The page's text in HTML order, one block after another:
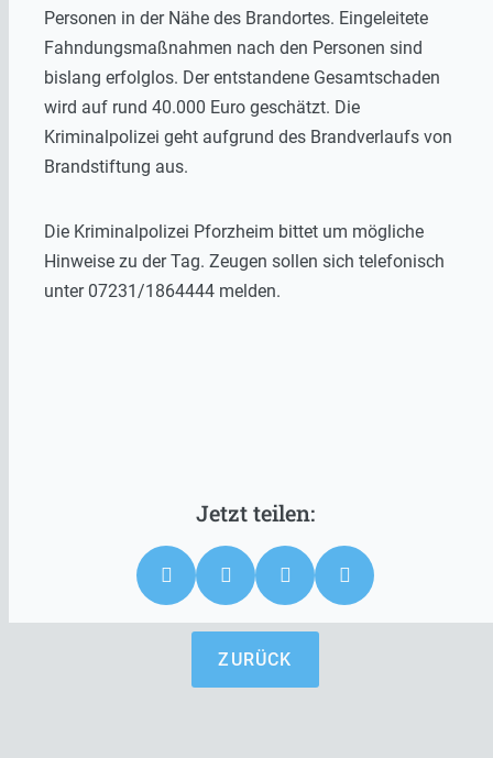
Personen in der Nähe des Brandortes. Eingeleitete
Fahndungsmaßnahmen nach den Personen sind
bislang erfolglos. Der entstandene Gesamtschaden
wird auf rund 40.000 Euro geschätzt. Die
Kriminalpolizei geht aufgrund des Brandverlaufs von
Brandstiftung aus.
Die Kriminalpolizei Pforzheim bittet um mögliche
Hinweise zu der Tag. Zeugen sollen sich telefonisch
unter 07231/1864444 melden.
ZURÜCK